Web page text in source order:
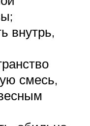
внутрь,
смесь,